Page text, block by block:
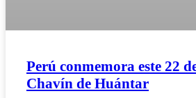
Perú conmemora este 22
Chavín de Huántar